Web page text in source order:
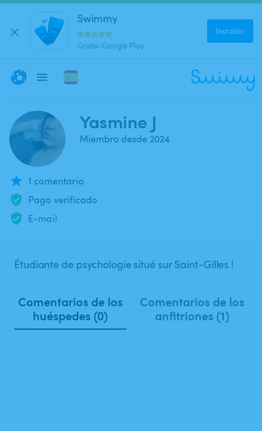
Swimmy
Gratis-Google Play
Instalar
Yasmine J
Miembro desde 2024
1 comentario
Pago verificado
E-mail
Étudiante de psychologie situé sur Saint-Gilles !
Comentarios de los
huéspedes (0)
Comentarios de los
anfitriones (1)